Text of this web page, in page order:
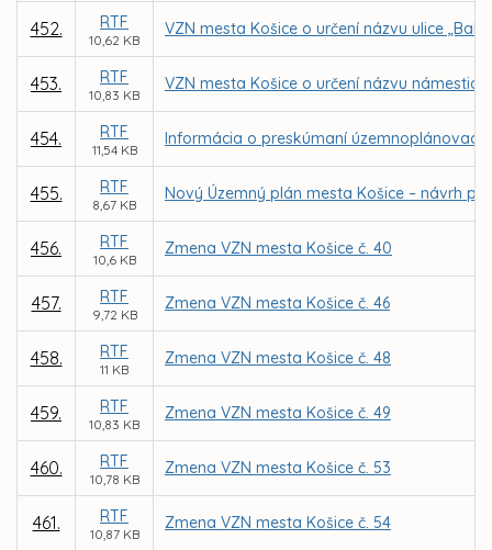
452. RTF
10,62 KB
VZN mesta Košice o určení názvu ulice
453. RTF
10,83 KB
VZN mesta Košice o určení názvu námestia
454. RTF
11,54 KB
Informácia o preskúmaní
455. RTF
8,67 KB
Nový Územný plán mesta Košice – návrh
456. RTF
10,6 KB
Zmena VZN mesta Košice č. 40
457. RTF
9,72 KB
Zmena VZN mesta Košice č. 46
458. RTF
11 KB
Zmena VZN mesta Košice č. 48
459. RTF
10,83 KB
Zmena VZN mesta Košice č. 49
460. RTF
10,78 KB
Zmena VZN mesta Košice č. 53
461. RTF
10,87 KB
Zmena VZN mesta Košice č. 54